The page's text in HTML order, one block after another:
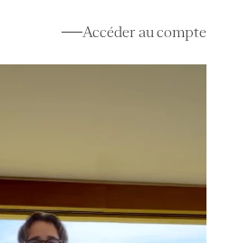
Accéder au compte